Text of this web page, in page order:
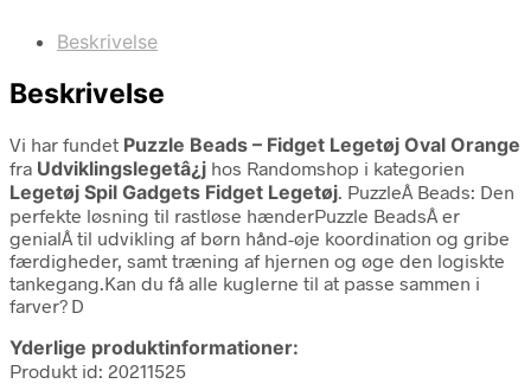
Beskrivelse
Beskrivelse
Vi har fundet Puzzle Beads – Fidget Legetøj Oval Orange
fra Udviklingslegetâ¿j hos Randomshop i kategorien
Legetøj Spil Gadgets Fidget Legetøj. PuzzleÂ Beads: Den
perfekte løsning til rastløse hænderPuzzle BeadsÂ er
genialÂ til udvikling af børn hånd-øje koordination og gribe
færdigheder, samt træning af hjernen og øge den logiskte
tankegang.Kan du få alle kuglerne til at passe sammen i
farver? D
Yderlige produktinformationer:
Produkt id: 20211525